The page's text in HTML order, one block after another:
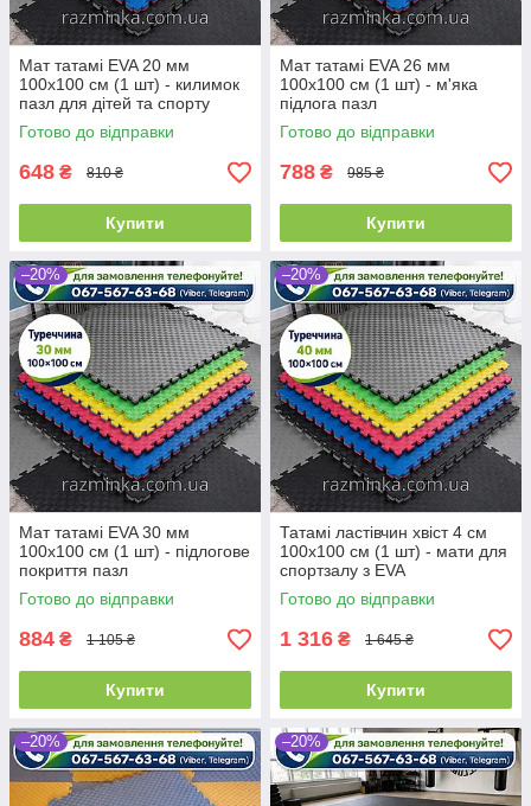
Мат татамі EVA 20 мм
100х100 см (1 шт) - килимок
пазл для дітей та спорту
Готово до відправки
648 ₴ 810 ₴
Купити
Мат татамі EVA 26 мм
100х100 см (1 шт) - м'яка
підлога пазл
Готово до відправки
788 ₴ 985 ₴
Купити
–20%
Мат татамі EVA 30 мм
100х100 см (1 шт) - підлогове
покриття пазл
Готово до відправки
884 ₴ 1 105 ₴
Купити
–20%
Татамі ластівчин хвіст 4 см
100х100 см (1 шт) - мати для
спортзалу з EVA
Готово до відправки
1 316 ₴ 1 645 ₴
Купити
–20% –20%